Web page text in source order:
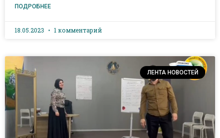
ПОДРОБНЕЕ
18.05.2023 1 комментарий
ЛЕНТА НОВОСТЕЙ